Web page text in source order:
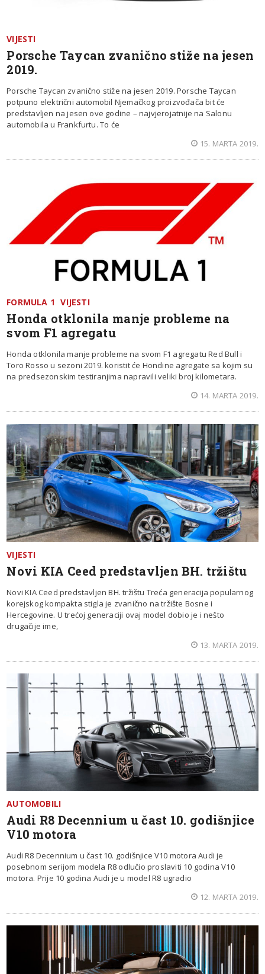
VIJESTI
Porsche Taycan zvanično stiže na jesen
2019.
Porsche Taycan zvanično stiže na jesen 2019. Porsche Taycan
potpuno električni automobil Njemačkog proizvođača bit će
predstavljen na jesen ove godine – najvjerojatnije na Salonu
automobila u Frankfurtu. To će
15. MARTA 2019.
FORMULA 1 VIJESTI
Honda otklonila manje probleme na
svom F1 agregatu
Honda otklonila manje probleme na svom F1 agregatu Red Bull i
Toro Rosso u sezoni 2019. koristit će Hondine agregate sa kojim su
na predsezonskim testiranjima napravili veliki broj kilometara.
14. MARTA 2019.
VIJESTI
Novi KIA Ceed predstavljen BH. tržištu
Novi KIA Ceed predstavljen BH. tržištu Treća generacija popularnog
korejskog kompakta stigla je zvanično na tržište Bosne i
Hercegovine. U trećoj generaciji ovaj model dobio je i nešto
drugačije ime,
13. MARTA 2019.
AUTOMOBILI
Audi R8 Decennium u čast 10. godišnjice
V10 motora
Audi R8 Decennium u čast 10. godišnjice V10 motora Audi je
posebnom serijom modela R8 odlučio proslaviti 10 godina V10
motora. Prije 10 godina Audi je u model R8 ugradio
12. MARTA 2019.